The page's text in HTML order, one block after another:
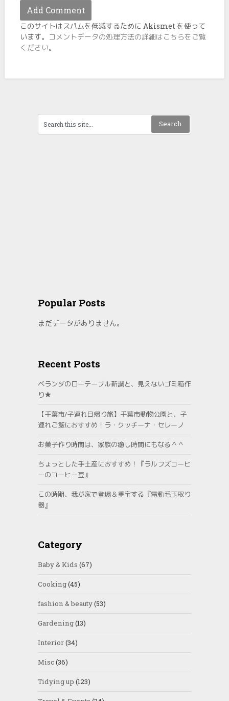
このサイトはスパムを低減するために Akismet を使って
います。 コメントデータの処理方法の詳細はこちらをご覧
ください。
Popular Posts
まだデータがありません。
Recent Posts
ベランダのローテーブル新調と、見えないゴミ箱作
り★
【千葉市/子連れ日帰り旅】千葉市動物公園と、子
連れご飯におすすめ！ラ・クッチーナ・セレーノ
お菓子作り時間は、家族の癒し時間にもなる＾＾
ちょっとした手土産におすすめ！『ラルフズコーヒ
ーのコーヒー豆』
この時期、我が家で登場＆重宝する『電動毛玉取り
器』
Category
Baby & Kids (67)
Cooking(45)
fashion & beauty(53)
Gardening(13)
Interior(34)
Misc(36)
Tidying up (123)